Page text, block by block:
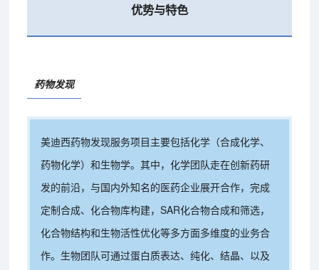
优势与特色
药物发现
美迪西药物发现服务项目主要包括化学（合成化学、
药物化学）和生物学。其中，化学团队走在创新药研
发的前沿，与国内外知名的医药企业展开合作，完成
定制合成、化合物库构建，SAR化合物合成和筛选，
化合物结构和生物活性优化等多方面多维度的业务合
作。生物团队可通过蛋白质表达、纯化、结晶、以及